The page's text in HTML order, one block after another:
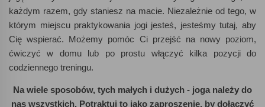
każdym razem, gdy staniesz na macie. Niezależnie od tego, w
którym miejscu praktykowania jogi jesteś, jesteśmy tutaj, aby
Cię wspierać. Możemy pomóc Ci przejść na nowy poziom,
ćwiczyć w domu lub po prostu włączyć kilka pozycji do
codziennego treningu.
Na wiele sposobów, tych małych i dużych - joga należy do
nas wszystkich. Potraktuj to jako zaproszenie, by dołączyć